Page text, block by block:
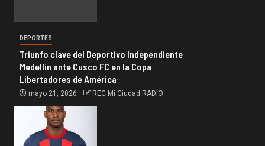
DEPORTES
Triunfo clave del Deportivo Independiente
Medellín ante Cusco FC en la Copa
Libertadores de América
mayo 21, 2026 REC Mi Ciudad RADIO